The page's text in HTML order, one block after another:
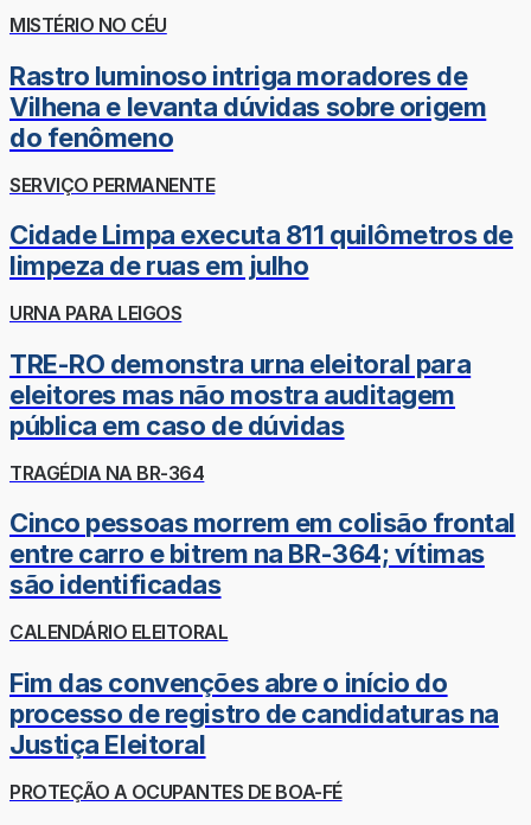
MISTÉRIO NO CÉU
Rastro luminoso intriga moradores de
Vilhena e levanta dúvidas sobre origem
do fenômeno
SERVIÇO PERMANENTE
Cidade Limpa executa 811 quilômetros de
limpeza de ruas em julho
URNA PARA LEIGOS
TRE-RO demonstra urna eleitoral para
eleitores mas não mostra auditagem
pública em caso de dúvidas
TRAGÉDIA NA BR-364
Cinco pessoas morrem em colisão frontal
entre carro e bitrem na BR-364; vítimas
são identificadas
CALENDÁRIO ELEITORAL
Fim das convenções abre o início do
processo de registro de candidaturas na
Justiça Eleitoral
PROTEÇÃO A OCUPANTES DE BOA-FÉ